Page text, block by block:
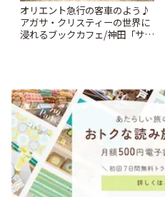
オリエント急行の客車のよう♪
アガサ・クリスティーの世界に
浸れるブックカフェ/神田「サロ